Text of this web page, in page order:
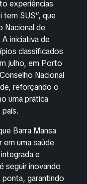
experiências
tem SUS”, que
Nacional de
iniciativa de
classificados
julho, em Porto
Nacional
reforçando o
uma prática
Barra Mansa
uma saúde
e
seguir inovando
garantindo